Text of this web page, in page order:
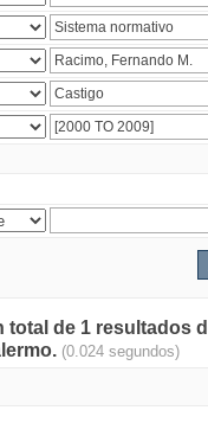
total de 1 resultados
(0.024 segundos)